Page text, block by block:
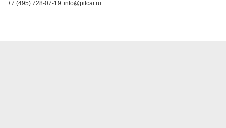
+7 (495) 728-07-19 info@pitcar.ru